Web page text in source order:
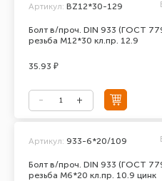
Болт в/проч. DIN 933 (ГОСТ
резьба М12*30 кл.пр. 12.9
Артикул: BZ12*30-129
35.93 ₽
Болт в/проч. DIN 933 (ГОСТ
резьба М6*20 кл.пр. 10.9 цинк
Артикул: 933-6*20/109